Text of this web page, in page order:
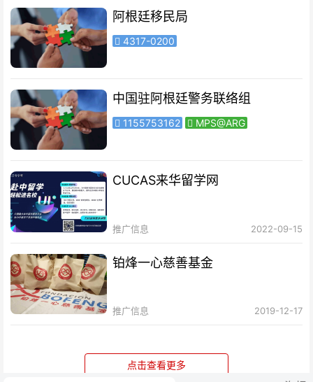
阿根廷移民局
4317-0200
中国驻阿根廷警务联络组
1155753162 MPS@ARG
CUCAS来华留学网
推广信息 2022-09-15
铂烽一心慈善基金
推广信息 2019-12-17
点击查看更多